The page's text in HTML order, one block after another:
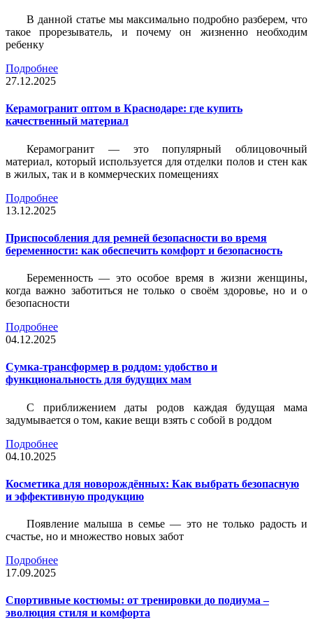
В данной статье мы максимально подробно разберем, что
такое прорезыватель, и почему он жизненно необходим
ребенку
Подробнее
27.12.2025
Керамогранит оптом в Краснодаре: где купить
качественный материал
Керамогранит — это популярный облицовочный
материал, который используется для отделки полов и стен как
в жилых, так и в коммерческих помещениях
Подробнее
13.12.2025
Приспособления для ремней безопасности во время
беременности: как обеспечить комфорт и безопасность
Беременность — это особое время в жизни женщины,
когда важно заботиться не только о своём здоровье, но и о
безопасности
Подробнее
04.12.2025
Сумка-трансформер в роддом: удобство и
функциональность для будущих мам
С приближением даты родов каждая будущая мама
задумывается о том, какие вещи взять с собой в роддом
Подробнее
04.10.2025
Косметика для новорождённых: Как выбрать безопасную
и эффективную продукцию
Появление малыша в семье — это не только радость и
счастье, но и множество новых забот
Подробнее
17.09.2025
Спортивные костюмы: от тренировки до подиума –
эволюция стиля и комфорта